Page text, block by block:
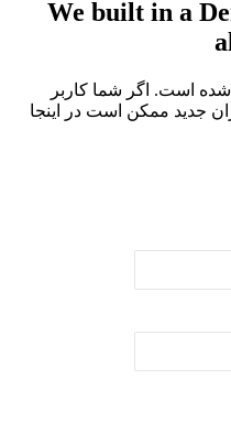
We built in a
است. اگر شما کاربر
جدید ممکن است در اینجا